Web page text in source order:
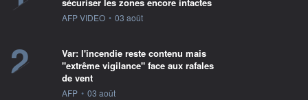
information fournie par
AFP VIDEO • 03 août
2
Var: l'incendie reste contenu mais
"extrême vigilance" face aux rafales
de vent
information fournie par
AFP • 03 août